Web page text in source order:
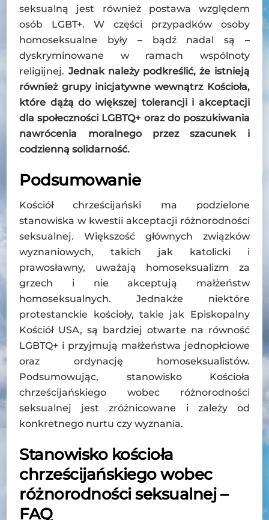
seksualną jest również postawa względem
osób LGBT+. W części przypadków osoby
homoseksualne były – bądź nadal są –
dyskryminowane w ramach wspólnoty
religijnej. Jednak należy podkreślić, że istnieją
również grupy inicjatywne wewnątrz Kościoła,
które dążą do większej tolerancji i akceptacji
dla społeczności LGBTQ+ oraz do poszukiwania
nawrócenia moralnego przez szacunek i
codzienną solidarność.
Podsumowanie
Kościół chrześcijański ma podzielone
stanowiska w kwestii akceptacji różnorodności
seksualnej. Większość głównych związków
wyznaniowych, takich jak katolicki i
prawosławny, uważają homoseksualizm za
grzech i nie akceptują małżeństw
homoseksualnych. Jednakże niektóre
protestanckie kościoły, takie jak Episkopalny
Kościół USA, są bardziej otwarte na równość
LGBTQ+ i przyjmują małżeństwa jednopłciowe
oraz ordynację homoseksualistów.
Podsumowując, stanowisko Kościoła
chrześcijańskiego wobec różnorodności
seksualnej jest zróżnicowane i zależy od
konkretnego nurtu czy wyznania.
Stanowisko kościoła
chrześcijańskiego wobec
różnorodności seksualnej –
FAQ